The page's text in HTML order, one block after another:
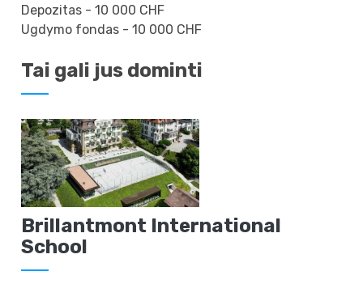
Depozitas - 10 000 СHF
Ugdymo fondas - 10 000 CHF
Tai gali jus dominti
Brillantmont International
School